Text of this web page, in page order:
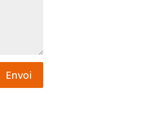
Envoi